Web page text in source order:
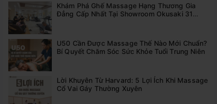
chọn massage khác nhau. Mỗi bài tập tự động kéo
dài từ 15 phút, 20 phút, 25 phút hay 30 phút tùy
theo bạn lựa chọn. Các bài massage thiên về vật lý
trị liệu, động tác massage từ nhẹ nhàng đến mức độ
mạnh tùy theo nhu cầu cần của người ngồi. Cụ thể:
- Masssage nhẹ nhàng: Con lăn di chuyển đều khắp
Khám Phá Ghế Massage Hạng Thương Gia
Đẳng Cấp Nhất Tại Showroom Okusaki 31
U50 Cần Được Massage Thế Nào Mới Chuẩn?
Bí Quyết Chăm Sóc Sức Khỏe Tuổi Trung Niên
Lời Khuyên Từ Harvard: 5 Lợi Ích Khi Massage
Cổ Vai Gáy Thường Xuyên